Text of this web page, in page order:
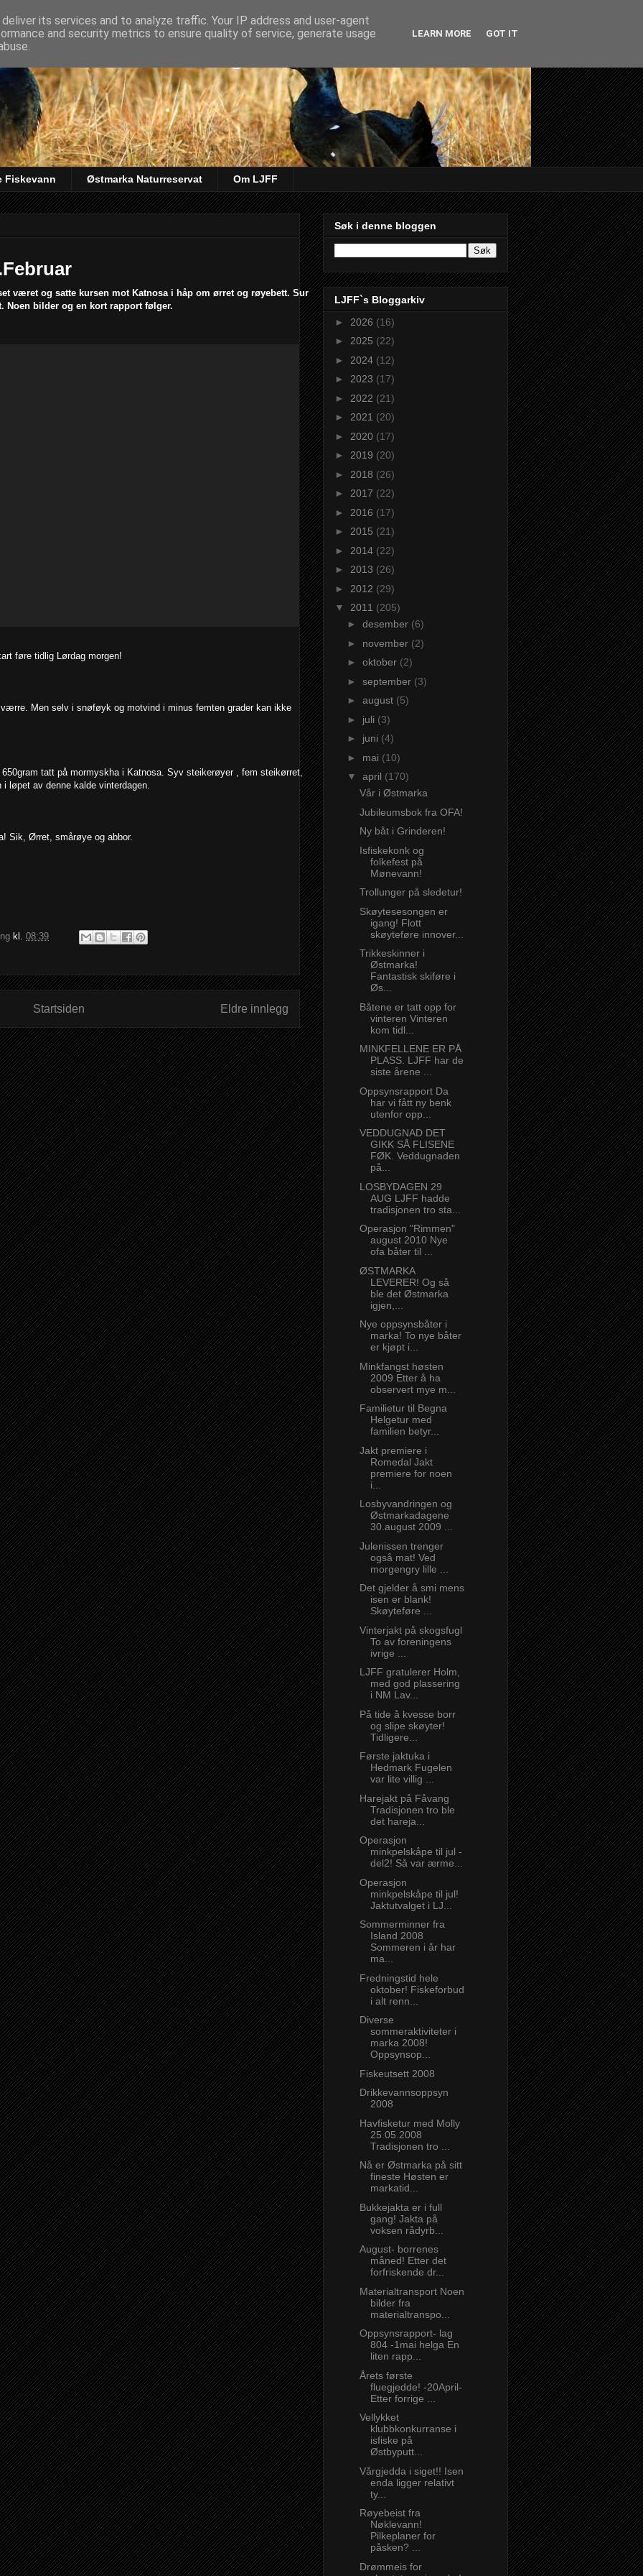
& Fiskeforening
Fiskevann Østmarka Naturreservat Om LJFF
været og satte kursen mot Katnosa i håp om ørret og røyebett. Sur
Noen bilder og en kort rapport følger.
føre tidlig Lørdag morgen!
Men selv i snøføyk og motvind i minus femten grader kan ikke
tatt på mormyskha i Katnosa. Syv steikerøyer , fem steikørret,
løpet av denne kalde vinterdagen.
Sik, Ørret, smårøye og abbor.
kl. 08:39
Eldre innlegg
Startsiden
Søk i denne bloggen
LJFF`s Bloggarkiv
► 2026 (16)
► 2025 (22)
► 2024 (12)
► 2023 (17)
► 2022 (21)
► 2021 (20)
► 2020 (17)
► 2019 (20)
► 2018 (26)
► 2017 (22)
► 2016 (17)
► 2015 (21)
► 2014 (22)
► 2013 (26)
► 2012 (29)
▼ 2011 (205)
► desember (6)
► november (2)
► oktober (2)
► september (3)
► august (5)
► juli (3)
► juni (4)
► mai (10)
▼ april (170)
Vår i Østmarka
Jubileumsbok fra OFA!
Ny båt i Grinderen!
Isfiskekonk og
folkefest på
Mønevann!
Trollunger på sledetur!
Skøytesesongen er
igang! Flott
skøyteføre innover...
Trikkeskinner i
Østmarka!
Fantastisk skiføre i
Øs...
Båtene er tatt opp for
vinteren Vinteren
kom tidl...
MINKFELLENE ER PÅ
PLASS. LJFF har de
siste årene ...
Oppsynsrapport Da
har vi fått ny benk
utenfor opp...
VEDDUGNAD DET
GIKK SÅ FLISENE
FØK. Veddugnaden
på...
LOSBYDAGEN 29
AUG LJFF hadde
tradisjonen tro sta...
Operasjon "Rimmen"
august 2010 Nye
ofa båter til ...
ØSTMARKA
LEVERER! Og så
ble det Østmarka
igjen,...
Nye oppsynsbåter i
marka! To nye båter
er kjøpt i...
Minkfangst høsten
2009 Etter å ha
observert mye m...
Familietur til Begna
Helgetur med
familien betyr...
Jakt premiere i
Romedal Jakt
premiere for noen
i...
Losbyvandringen og
Østmarkadagene
30.august 2009 ...
Julenissen trenger
også mat! Ved
morgengry lille ...
Det gjelder å smi mens
isen er blank!
Skøyteføre ...
Vinterjakt på skogsfugl
To av foreningens
ivrige ...
LJFF gratulerer Holm,
med god plassering
i NM Lav...
På tide å kvesse borr
og slipe skøyter!
Tidligere...
Første jaktuka i
Hedmark Fugelen
var lite villig ...
Harejakt på Fåvang
Tradisjonen tro ble
det hareja...
Operasjon
minkpelskåpe til jul -
del2! Så var ærme...
Operasjon
minkpelskåpe til jul!
Jaktutvalget i LJ...
Sommerminner fra
Island 2008
Sommeren i år har
ma...
Fredningstid hele
oktober! Fiskeforbud
i alt renn...
Diverse
sommeraktiviteter i
marka 2008!
Oppsynsop...
Fiskeutsett 2008
Drikkevannsoppsyn
2008
Havfisketur med Molly
25.05.2008
Tradisjonen tro ...
Nå er Østmarka på sitt
fineste Høsten er
markatid...
Bukkejakta er i full
gang! Jakta på
voksen rådyrb...
August- borrenes
måned! Etter det
forfriskende dr...
Materialtransport Noen
bilder fra
materialtranspo...
Oppsynsrapport- lag
804 -1mai helga En
liten rapp...
Årets første
fluegjedde! -20April-
Etter forrige ...
Vellykket
klubbkonkurranse i
isfiske på
Østbyputt...
Vårgjedda i siget!! Isen
enda ligger relativt
ty...
Røyebeist fra
Nøklevann!
Pilkeplaner for
påsken? ...
Drømmeis for
its services and to analyze traffic. Your IP address and user-agent
and security metrics to ensure quality of service, generate usage
LEARN MORE GOT IT